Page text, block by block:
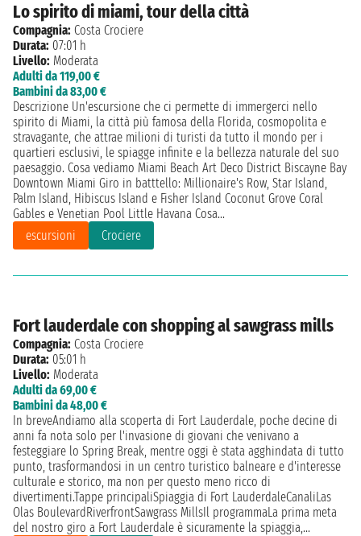
Lo spirito di miami, tour della città
Compagnia: Costa Crociere
Durata: 07:01 h
Livello: Moderata
Adulti da 119,00 €
Bambini da 83,00 €
Descrizione Un'escursione che ci permette di immergerci nello
spirito di Miami, la città più famosa della Florida, cosmopolita e
stravagante, che attrae milioni di turisti da tutto il mondo per i
quartieri esclusivi, le spiagge infinite e la bellezza naturale del suo
paesaggio. Cosa vediamo Miami Beach Art Deco District Biscayne Bay
Downtown Miami Giro in batttello: Millionaire's Row, Star Island,
Palm Island, Hibiscus Island e Fisher Island Coconut Grove Coral
Gables e Venetian Pool Little Havana Cosa...
escursioni
Crociere
Fort lauderdale con shopping al sawgrass mills
Compagnia: Costa Crociere
Durata: 05:01 h
Livello: Moderata
Adulti da 69,00 €
Bambini da 48,00 €
In breveAndiamo alla scoperta di Fort Lauderdale, poche decine di
anni fa nota solo per l'invasione di giovani che venivano a
festeggiare lo Spring Break, mentre oggi è stata agghindata di tutto
punto, trasformandosi in un centro turistico balneare e d'interesse
culturale e storico, ma non per questo meno ricco di
divertimenti.Tappe principaliSpiaggia di Fort LauderdaleCanaliLas
Olas BoulevardRiverfrontSawgrass MillsIl programmaLa prima meta
del nostro giro a Fort Lauderdale è sicuramente la spiaggia,...